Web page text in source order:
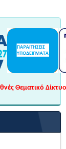
Θεματικό